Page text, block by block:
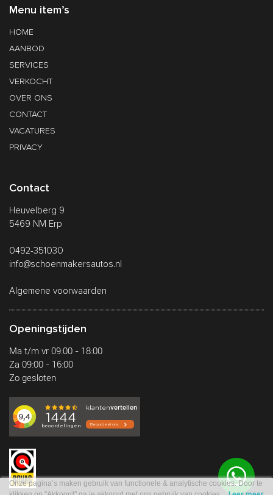
Menu item’s
HOME
AANBOD
SERVICES
VERKOCHT
OVER ONS
CONTACT
VACATURES
PRIVACY
Contact
Heuvelberg 9
5469 NM Erp
0492-351030
info@schoenmakersautos.nl
Algemene voorwaarden
Openingstijden
Ma t/m vr 09:00 - 18:00
Za 09:00 - 16:00
Zo gesloten
Onze pagina’s maken gebruik van functionele & analytische cookies. Door te